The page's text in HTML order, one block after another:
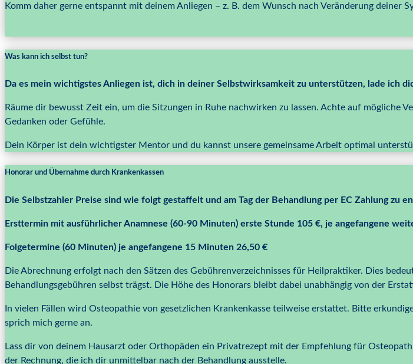
Komm daher gerne entspannt mit deinem Anliegen – z. B. dem Wunsch nach Veränderung deiner
Was kann ich selbst tun?
Da es mein wichtigstes Anliegen ist, dich in deiner Selbstwirksamkeit zu unterstützen, lade ich
Räume dir bewusst Zeit ein, um die Sitzungen in Ruhe nachwirken zu lassen. Achte auf mögliche
Gedanken oder Gefühle.
Dein Körper ist dein wichtigster Mentor und du kannst unsere gemeinsame Arbeit optimal
Honorar und Übernahme durch Krankenkassen
Die Selbstzahler Preise sind wie folgt gestaffelt und am Tag der Behandlung per EC Zahlung zu
Ersttermin mit ausführlicher Anamnese (60-90 Minuten) erste Stunde 105 €, je angefangene
Folgetermine (60 Minuten) je angefangene 15 Minuten 26,50 €
Die Abrechnung erfolgt nach den Sätzen des Gebührenverzeichnisses für Heilpraktiker. Dies
Behandlungsgebühren selbst trägst. Die Höhe des Honorars bleibt dabei unabhängig von der
In vielen Fällen wird Osteopathie von gesetzlichen Krankenkasse teilweise erstattet. Bitte
sprich mich gerne an.
Lass dir von deinem Hausarzt oder Orthopäden ein Privatrezept mit der Empfehlung für
der Rechnung, die ich dir unmittelbar nach der Behandlung ausstelle.